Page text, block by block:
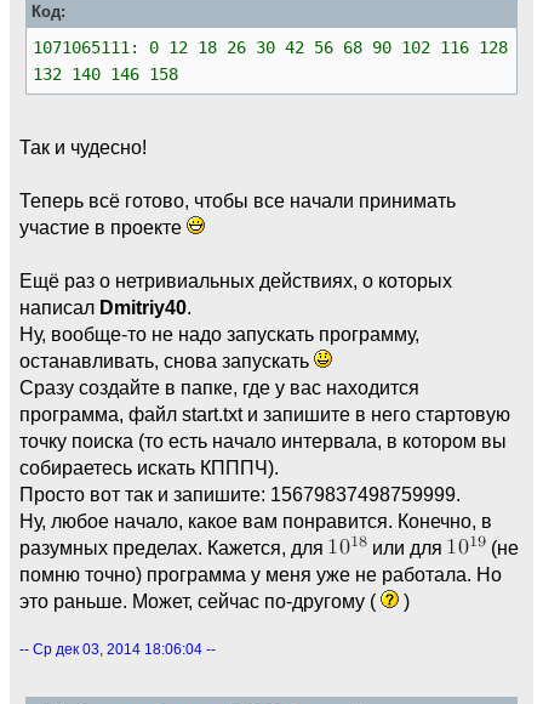
Код:
1071065111: 0 12 18 26 30 42 56 68 90 102 116 128
132 140 146 158
Так и чудесно!
Теперь всё готово, чтобы все начали принимать
участие в проекте
Ещё раз о нетривиальных действиях, о которых
написал Dmitriy40.
Ну, вообще-то не надо запускать программу,
останавливать, снова запуcкать
Сразу создайте в папке, где у вас находится
программа, файл start.txt и запишите в него стартовую
точку поиска (то есть начало интервала, в котором вы
собираетесь искать КПППЧ).
Просто вот так и запишите: 15679837498759999.
Ну, любое начало, какое вам понравится. Конечно, в
разумных пределах. Кажется, для
или для
(не
помню точно) программа у меня уже не работала. Но
это раньше. Может, сейчас по-другому (
)
-- Ср дек 03, 2014 18:06:04 --